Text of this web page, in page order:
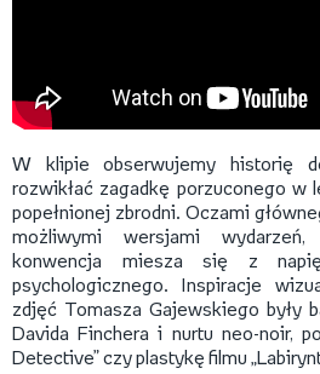
W klipie obserwujemy historię
rozwikłać zagadkę porzuconego w
popełnionej zbrodni. Oczami
możliwymi wersjami
konwencja miesza się z
psychologicznego. Inspiracje
zdjęć Tomasza Gajewskiego były
Davida Finchera i nurtu neo-noir,
Detective” czy plastykę filmu